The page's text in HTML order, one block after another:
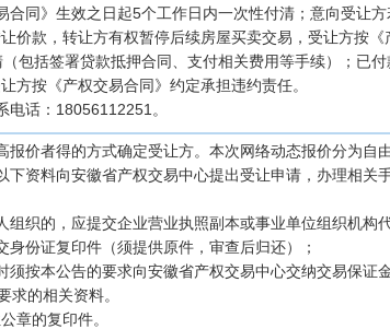
合同》生效之日起5个工作日内一次性付清；意向受让
价款，转让方有权暂停后续房屋买卖交易，受让方按
包括签署贷款抵押合同、支付相关费用等手续）；已
方按《产权交易合同》约定承担违约责任。
话：18056112251。
价者得的方式确定受让方。本次网络动态报价分为自
资料向安徽省产权交易中心提出受让申请，办理相关
组织的，应提交企业营业执照副本或事业单位组织机
身份证复印件（须提供原件，审查后归还）；
须按本公告的要求向安徽省产权交易中心交纳交易保
求的相关资料。
章的复印件。